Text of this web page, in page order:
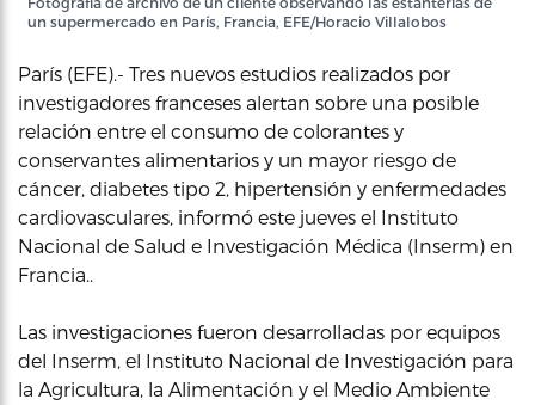
un supermercado en París, Francia, EFE/Horacio Villalobos
París (EFE).- Tres nuevos estudios realizados por
investigadores franceses alertan sobre una posible
relación entre el consumo de colorantes y
conservantes alimentarios y un mayor riesgo de
cáncer, diabetes tipo 2, hipertensión y enfermedades
cardiovasculares, informó este jueves el Instituto
Nacional de Salud e Investigación Médica (Inserm) en
Francia..
Las investigaciones fueron desarrolladas por equipos
del Inserm, el Instituto Nacional de Investigación para
la Agricultura, la Alimentación y el Medio Ambiente